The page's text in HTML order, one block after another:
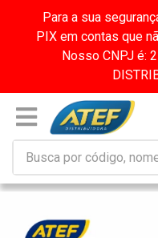
Para a sua
PIX em contas que
Nosso CNPJ é: